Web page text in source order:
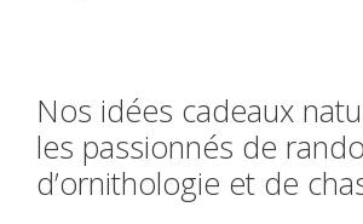
Nos idées cadeaux
les passionnés de
d’ornithologie et de